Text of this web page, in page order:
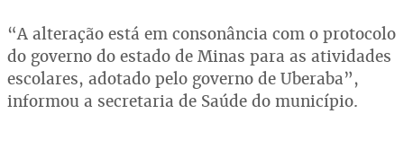
“A alteração está em consonância com o protocolo
do governo do estado de Minas para as atividades
escolares, adotado pelo governo de Uberaba”,
informou a secretaria de Saúde do município.